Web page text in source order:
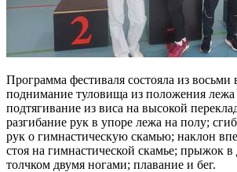
Программа фестиваля состояла из
поднимание туловища из положения лежа
подтягивание из виса на высокой
разгибание рук в упоре лежа на полу;
рук о гимнастическую скамью; наклон
стоя на гимнастической скамье; прыжок в
толчком двумя ногами; плавание и бег.